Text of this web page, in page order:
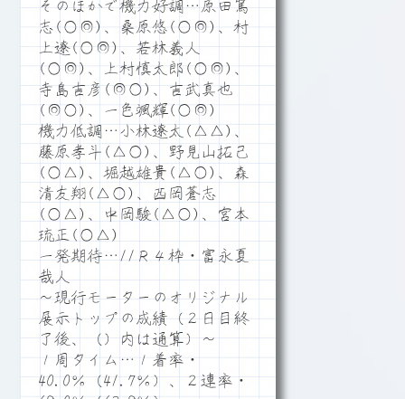
そのほかで機力好調…原田篤
志(○◎)、桑原悠(○◎)、村
上遼(○◎)、若林義人
(○◎)、上村慎太郎(○◎)、
寺島吉彦(◎○)、吉武真也
(◎○)、一色颯輝(○◎)
機力低調…小林遼太(△△)、
藤原孝斗(△○)、野見山拓己
(○△)、堀越雄貴(△○)、森
清友翔(△○)、西岡蒼志
(○△)、中岡駿(△○)、宮本
琉正(○△)
一発期待…11Ｒ４枠・富永夏
哉人
～現行モーターのオリジナル
展示トップの成績（２日目終
了後、（）内は通算）～
１周タイム…１着率・
40.0％（41.7％）、２連率・